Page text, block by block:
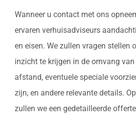
Wanneer u contact met ons
ervaren verhuisadviseurs
en eisen. We zullen vragen stellen
inzicht te krijgen in de omvang
afstand, eventuele speciale
zijn, en andere relevante details.
zullen we een gedetailleerde